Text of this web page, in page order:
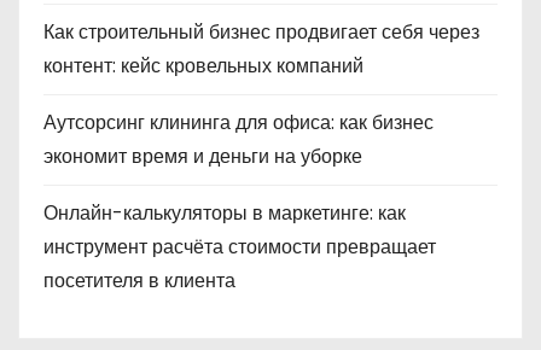
Как строительный бизнес продвигает себя через
контент: кейс кровельных компаний
Аутсорсинг клининга для офиса: как бизнес
экономит время и деньги на уборке
Онлайн-калькуляторы в маркетинге: как
инструмент расчёта стоимости превращает
посетителя в клиента